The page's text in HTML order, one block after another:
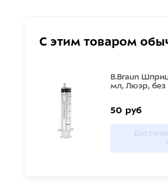
С этим товаром
B.Braun
мл, Люэр, без
50 руб